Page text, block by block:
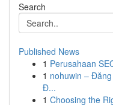
Search
Published News
1 Perusahaan
1 nohuwin –
Đ...
1 Choosing the